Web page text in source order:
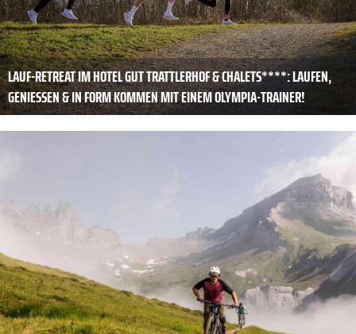
LAUF-RETREAT IM HOTEL GUT TRATTLERHOF & CHALETS****: LAUFEN,
GENIESSEN & IN FORM KOMMEN MIT EINEM OLYMPIA-TRAINER!